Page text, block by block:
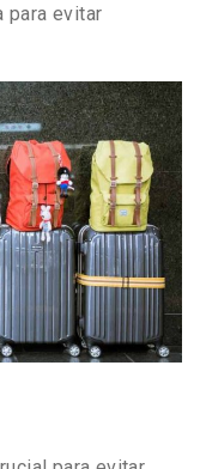
para evitar